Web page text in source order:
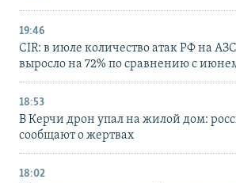
19:46
CIR: в июле количество атак РФ на
выросло на 72% по сравнению с
18:53
В Керчи дрон упал на жилой дом:
сообщают о жертвах
18:02